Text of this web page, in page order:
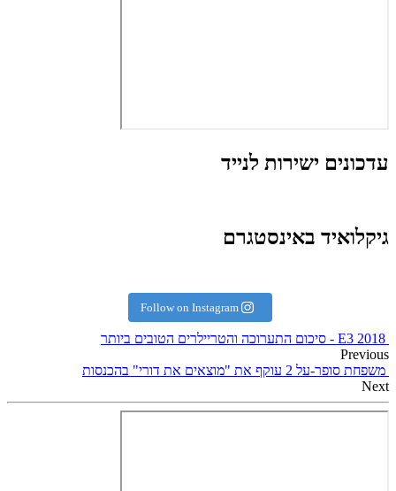
עדכונים ישירות לנייד
גיקלואיד באינסטגרם
Follow on Instagram
E3 2018 - סיכום התערוכה והטריילרים הטובים ביותר
Previous
משפחת סופר-על 2 עוקף את "מוצאים את דורי" בהכנסות
Next